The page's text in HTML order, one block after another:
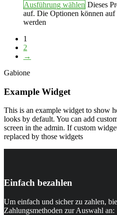
Ausführung wählen Dieses
auf. Die Optionen können
werden
1
2
→
Gabione
Example Widget
This is an example widget to show
looks by default. You can add
screen in the admin. If custom
replaced by those widgets
Einfach bezahlen
Um einfach und sicher zu zahlen,
Zahlungsmethoden zur Auswahl an: